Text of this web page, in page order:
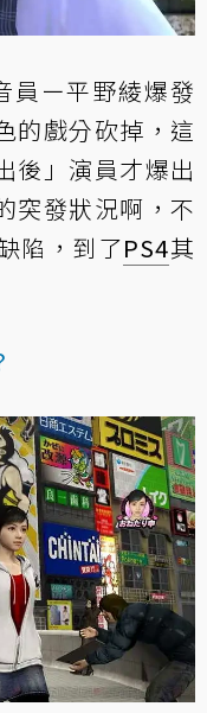
員ー平野綾爆發
的戲分砍掉，這
後」演員才爆出
突發狀況啊，不
陷，到了PS4其